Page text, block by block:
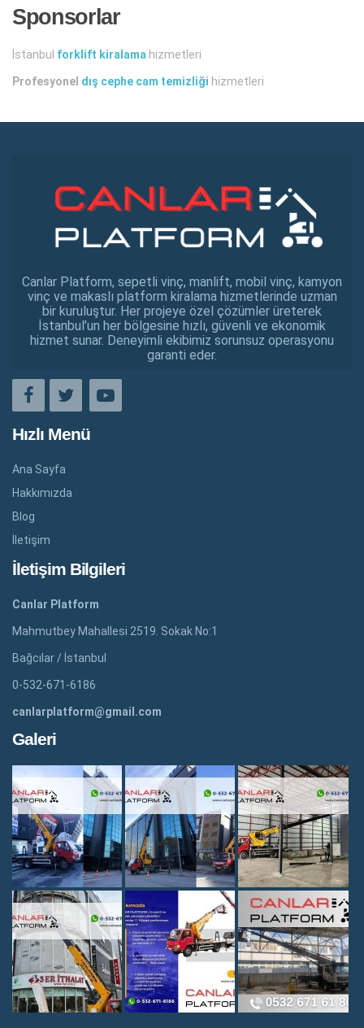
Sponsorlar
İstanbul forklift kiralama hizmetleri
Profesyonel dış cephe cam temizliği hizmetleri
Canlar Platform, sepetli vinç, manlift, mobil vinç, kamyon
vinç ve makaslı platform kiralama hizmetlerinde uzman
bir kuruluştur. Her projeye özel çözümler üreterek
İstanbul’un her bölgesine hızlı, güvenli ve ekonomik
hizmet sunar. Deneyimli ekibimiz sorunsuz operasyonu
garanti eder.
Hızlı Menü
Ana Sayfa
Hakkımızda
Blog
İletişim
İletişim Bilgileri
Canlar Platform
Mahmutbey Mahallesi 2519. Sokak No:1
Bağcılar / İstanbul
0-532-671-6186
canlarplatform@gmail.com
Galeri